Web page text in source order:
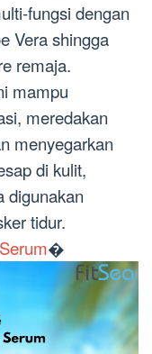
fungsi dengan
Vera shingga
remaja.
mampu
meredakan
menyegarkan
di kulit,
digunakan
tidur.
�